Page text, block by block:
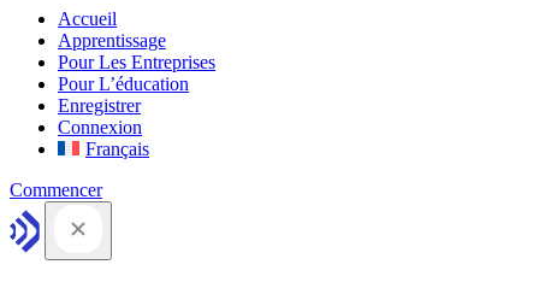
Accueil
Apprentissage
Pour Les Entreprises
Pour L’éducation
Enregistrer
Connexion
Français
Commencer